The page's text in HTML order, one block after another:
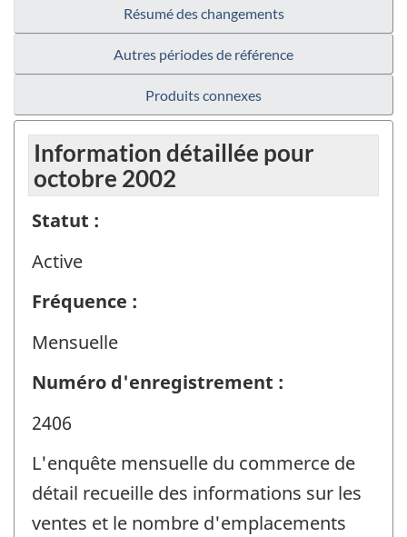
Résumé des changements
Autres périodes de référence
Produits connexes
Information détaillée pour
octobre 2002
Statut :
Active
Fréquence :
Mensuelle
Numéro d'enregistrement :
2406
L'enquête mensuelle du commerce de
détail recueille des informations sur les
ventes et le nombre d'emplacements